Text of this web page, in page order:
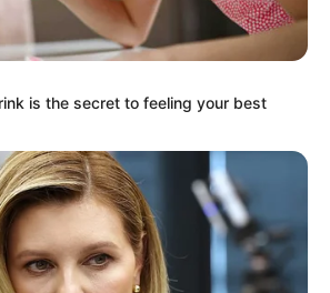
is the secret to feeling your best